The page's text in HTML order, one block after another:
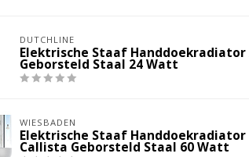
DUTCHLINE
Elektrische Staaf Handdoekradiator
Geborsteld Staal 24 Watt
WIESBADEN
Elektrische Staaf Handdoekradiator
Callista Geborsteld Staal 60 Watt